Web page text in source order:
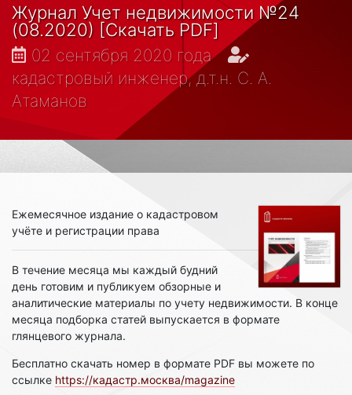
Журнал Учет недвижимости №24
(08.2020) [Скачать PDF]
02 сентября 2020 года
кадастровый инженер, д.т.н. С. А.
Атаманов
Ежемесячное издание о кадастровом
учёте и регистрации права
В течение месяца мы каждый будний
день готовим и публикуем обзорные и
аналитические материалы по учету недвижимости. В конце
месяца подборка статей выпускается в формате
глянцевого журнала.
Бесплатно скачать номер в формате PDF вы можете по
ссылке https://кадастр.москва/magazine